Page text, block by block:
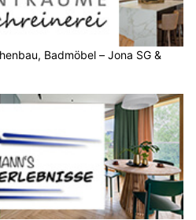
Badmöbel – Jona SG &